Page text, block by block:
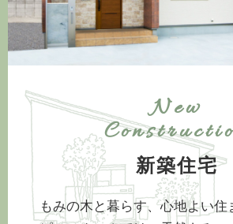
New
新築住宅
もみの木と暮らす、心地よい住